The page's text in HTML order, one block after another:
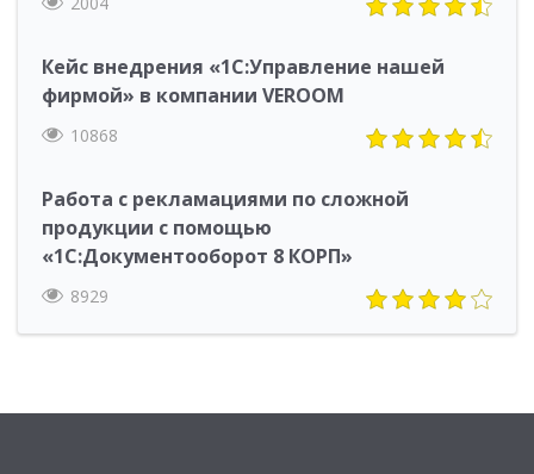
Кейс внедрения «1С:Управление нашей
фирмой» в компании VEROOM
10868
Работа с рекламациями по сложной
продукции с помощью
«1С:Документооборот 8 КОРП»
8929